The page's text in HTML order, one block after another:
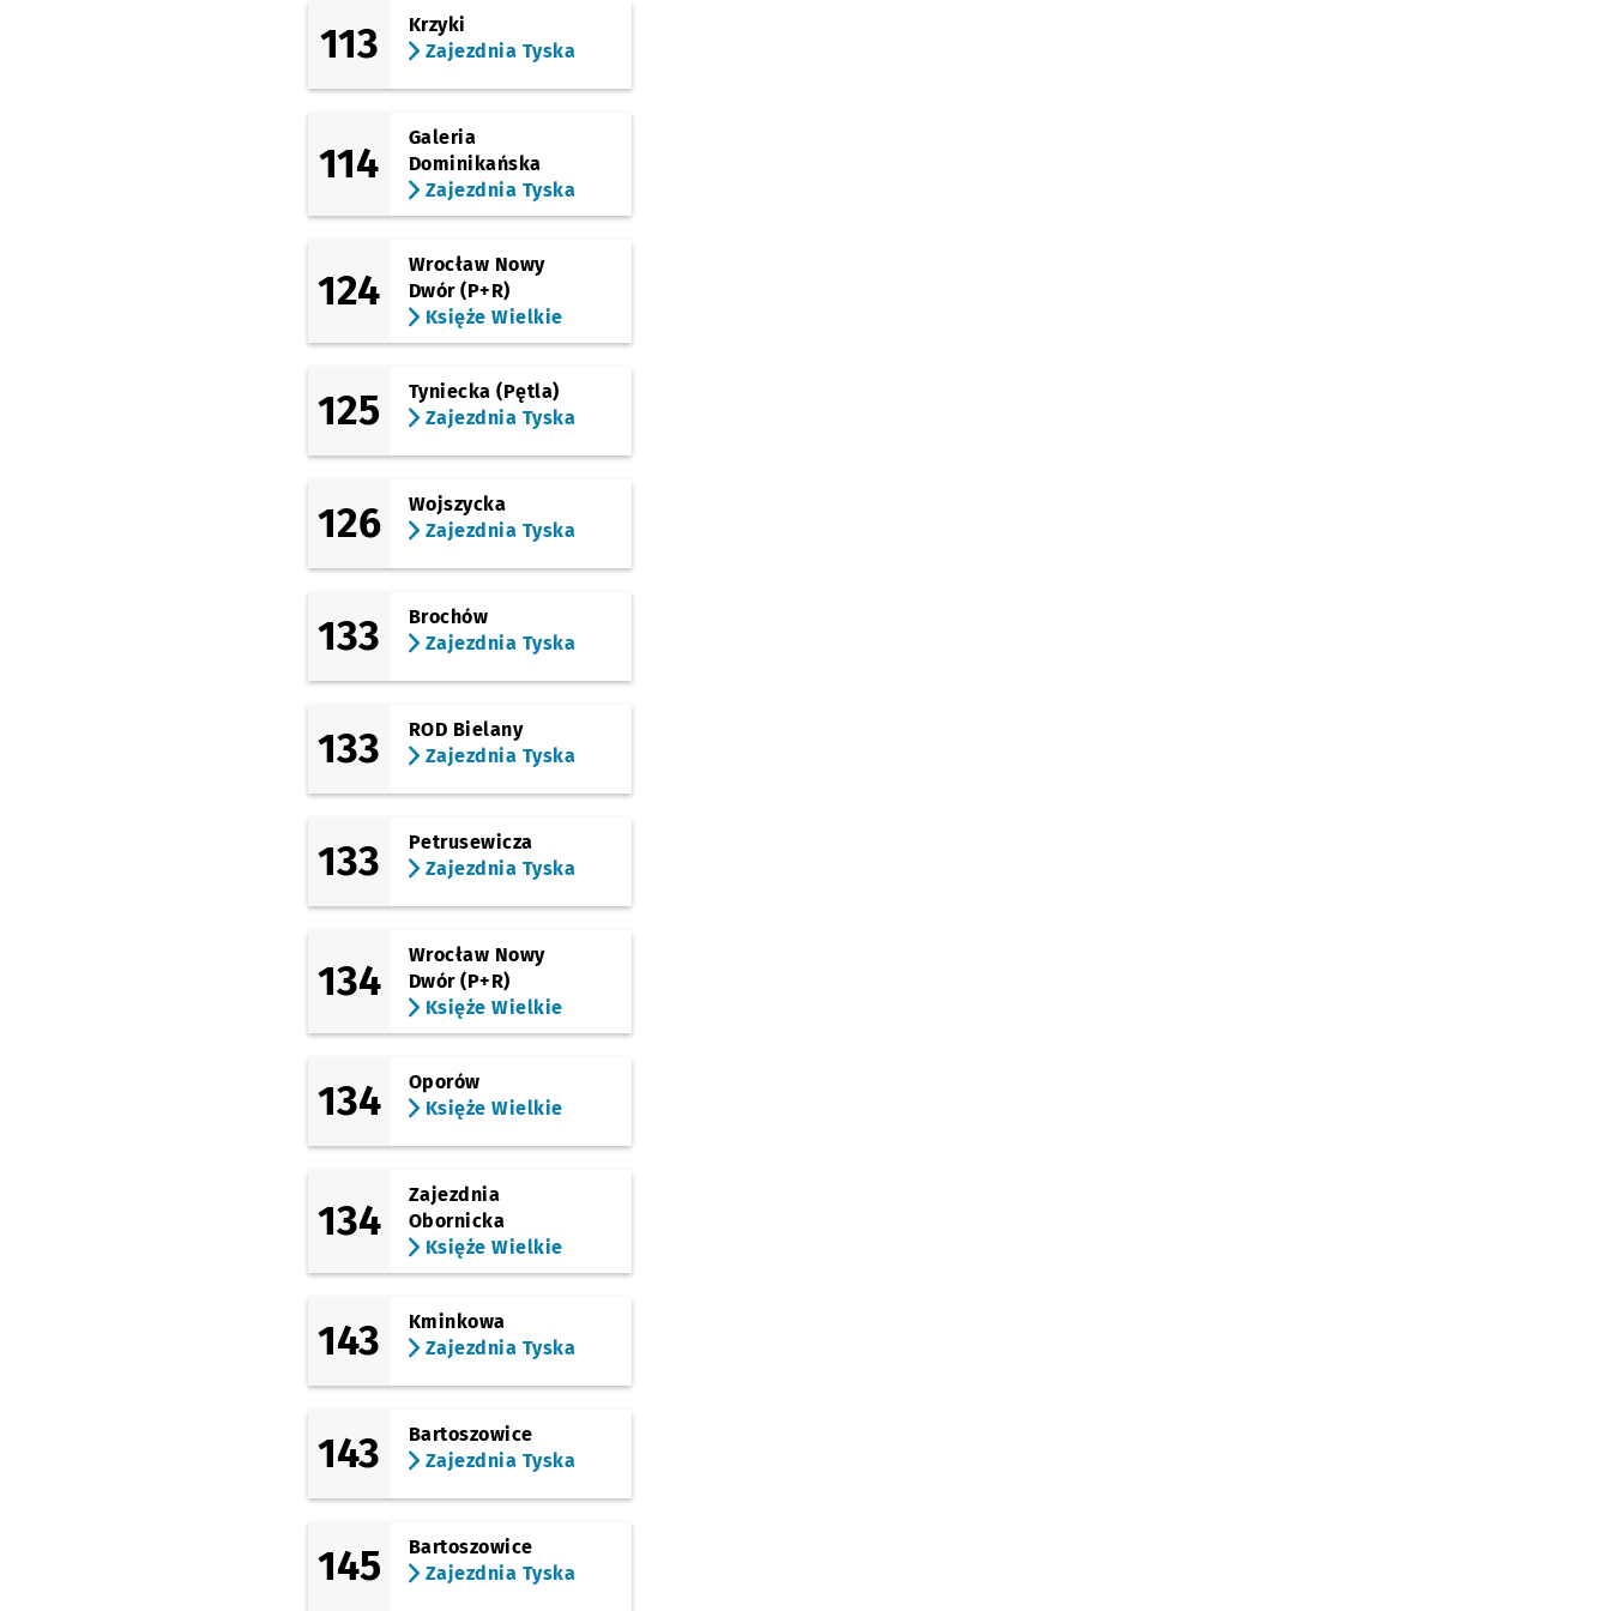
113
Krzyki
Zajezdnia Tyska
114
Galeria
Dominikańska
Zajezdnia Tyska
124
Wrocław Nowy
Dwór (P+R)
Księże Wielkie
125
Tyniecka (Pętla)
Zajezdnia Tyska
126
Wojszycka
Zajezdnia Tyska
133
Brochów
Zajezdnia Tyska
133
ROD Bielany
Zajezdnia Tyska
133
Petrusewicza
Zajezdnia Tyska
134
Wrocław Nowy
Dwór (P+R)
Księże Wielkie
134
Oporów
Księże Wielkie
134
Zajezdnia
Obornicka
Księże Wielkie
143
Kminkowa
Zajezdnia Tyska
143
Bartoszowice
Zajezdnia Tyska
145
Bartoszowice
Zajezdnia Tyska